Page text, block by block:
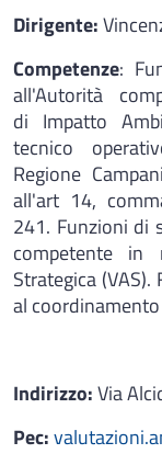
Dirigente:
Competenze:
all'Autorità
di Impatto
tecnico
Regione
all'art 14,
241. Funzioni di
competente in
Strategica
al
Indirizzo:Via
Pec: